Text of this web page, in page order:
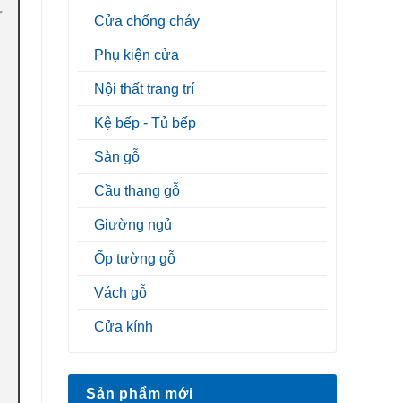
Cửa chống cháy
Phụ kiện cửa
Nội thất trang trí
Kệ bếp - Tủ bếp
Sàn gỗ
Cầu thang gỗ
Giường ngủ
Ốp tường gỗ
Vách gỗ
Cửa kính
Sản phẩm mới